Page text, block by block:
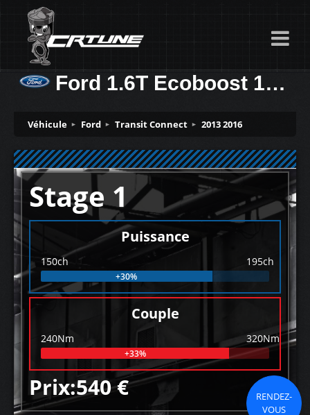
Ford 1.6T Ecoboost 150ch
Véhicule Ford Transit Connect 2013 2016
Stage 1
Puissance
150ch 195ch
+30%
Couple
240Nm 320Nm
+33%
Prix:540 €
RENDEZ-
VOUS